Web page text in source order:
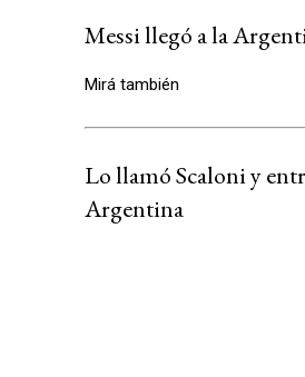
Messi llegó a la
Mirá también
Lo llamó Scaloni y
Argentina